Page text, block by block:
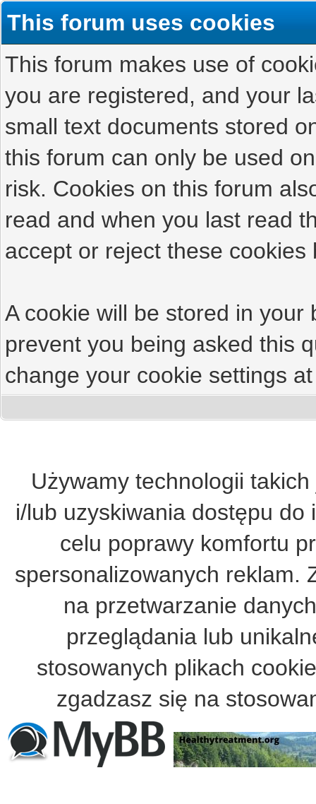
This forum uses cookies
This forum makes use of
you are registered, and your
small text documents stored
this forum can only be used
risk. Cookies on this forum
read and when you last read
accept or reject these cookies
A cookie will be stored in
prevent you being asked this
change your cookie settings
Używamy technologii
i/lub uzyskiwania dostępu
celu poprawy komfortu
spersonalizowanych reklam.
na przetwarzanie
przeglądania lub
stosowanych plikach
zgadzasz się na